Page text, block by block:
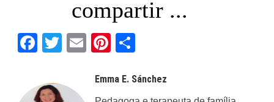
compartir ...
Facebook
Twitter
EmailPinterest
Emma E. Sánchez